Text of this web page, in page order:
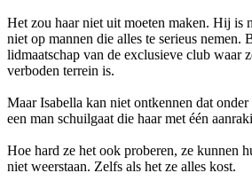
Het zou haar niet uit moeten maken. Hij is
niet op mannen die alles te serieus nemen.
lidmaatschap van de exclusieve club waar
verboden terrein is.
Maar Isabella kan niet ontkennen dat
een man schuilgaat die haar met één
Hoe hard ze het ook proberen, ze kunnen
niet weerstaan. Zelfs als het ze alles kost.